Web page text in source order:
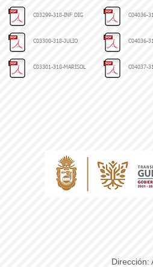
C03299-318-INF DIG
C03300-318-JULIO
C03301-318-MARISOL
C04036-
C04036-
C04037-
Dirección​​​​​: